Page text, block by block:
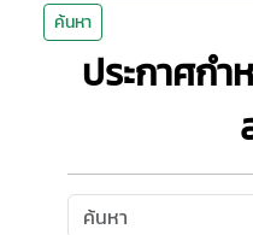
ค้นหา
ประกาศก